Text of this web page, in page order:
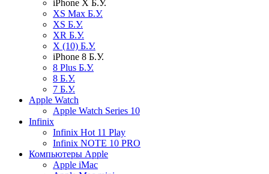
iPhone X Б.У.
XS Max Б.У.
XS Б.У.
XR Б.У.
X (10) Б.У.
iPhone 8 Б.У.
8 Plus Б.У.
8 Б.У.
7 Б.У.
Apple Watch
Apple Watch Series 10
Infinix
Infinix Hot 11 Play
Infinix NOTE 10 PRO
Компьютеры Apple
Apple iMac